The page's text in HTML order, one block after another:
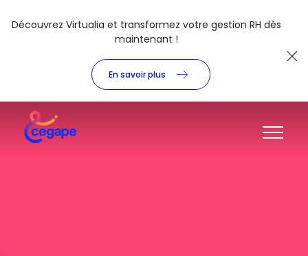
Découvrez Virtualia et transformez votre gestion RH dès
maintenant !
En savoir plus